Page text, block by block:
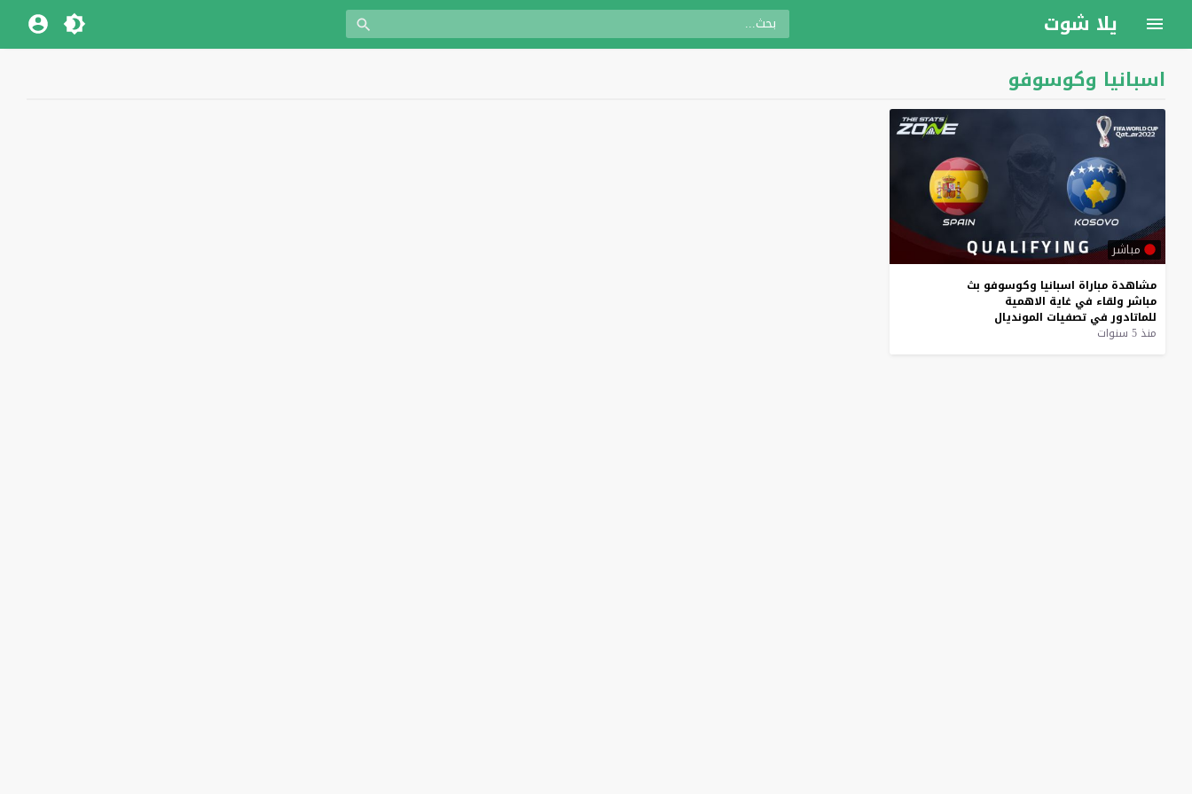
يلا شوت
اسبانيا وكوسوفو
مباشر
مشاهدة مباراة اسبانيا وكوسوفو بث
مباشر ولقاء في غاية الاهمية
للماتادور في تصفيات المونديال
منذ 5 سنوات